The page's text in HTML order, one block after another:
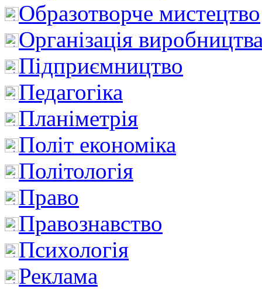
Образотворче мистецтво
Організація
Підприємництво
Педагогіка
Планіметрія
Політ економіка
Політологія
Право
Правознавство
Психологія
Реклама